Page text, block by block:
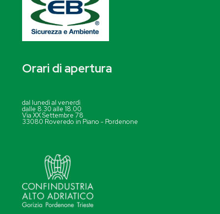
Orari di apertura
dal lunedì al venerdì
dalle 8.30 alle 18.00
Via XX Settembre 78
33080 Roveredo in Piano - Pordenone